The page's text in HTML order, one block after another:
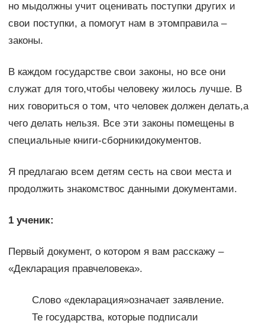
но мыдолжны учит оценивать поступки других и
свои поступки, а помогут нам в этомправила –
законы.
В каждом государстве свои законы, но все они
служат для того,чтобы человеку жилось лучше. В
них говориться о том, что человек должен делать,а
чего делать нельзя. Все эти законы помещены в
специальные книги-сборникидокументов.
Я предлагаю всем детям сесть на свои места и
продолжить знакомствос данными документами.
1 ученик:
Первый документ, о котором я вам расскажу –
«Декларация правчеловека».
Слово «декларация»означает заявление.
Те государства, которые подписали